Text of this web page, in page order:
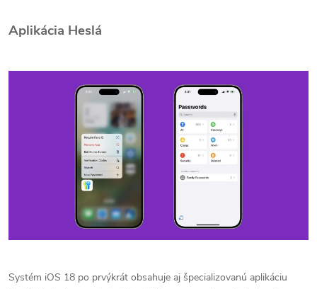
Aplikácia Heslá
Systém iOS 18 po prvýkrát obsahuje aj špecializovanú aplikáciu